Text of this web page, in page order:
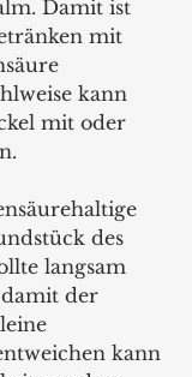
Damit ist
mit
kann
mit oder
des
langsam
der
kann